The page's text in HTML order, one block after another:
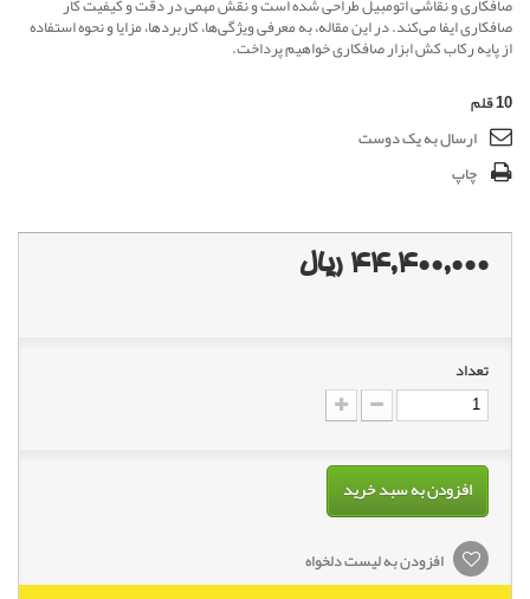
صافکاری ایفا می‌کند. در این مقاله، به معرفی ویژگی‌ها، کاربردها، مزایا و نحوه استفاده
از پایه رکاب کش ابزار صافکاری خواهیم پرداخت.
10قلم
ارسال به یک دوست
چاپ
44,400,000 ریال
تعداد
افزودن به سبد خرید
افزودن به لیست دلخواه